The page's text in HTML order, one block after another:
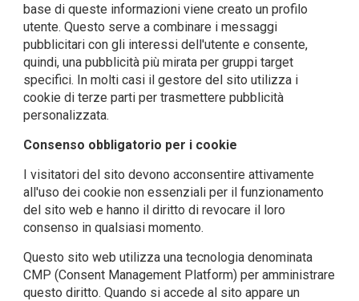
base di queste informazioni viene creato un profilo
utente. Questo serve a combinare i messaggi
pubblicitari con gli interessi dell'utente e consente,
quindi, una pubblicità più mirata per gruppi target
specifici. In molti casi il gestore del sito utilizza i
cookie di terze parti per trasmettere pubblicità
personalizzata.
Consenso obbligatorio per i cookie
I visitatori del sito devono acconsentire attivamente
all'uso dei cookie non essenziali per il funzionamento
del sito web e hanno il diritto di revocare il loro
consenso in qualsiasi momento.
Questo sito web utilizza una tecnologia denominata
CMP (Consent Management Platform) per amministrare
questo diritto. Quando si accede al sito appare un